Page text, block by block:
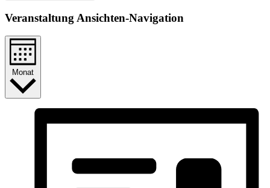
Veranstaltung Ansichten-Navigation
Monat